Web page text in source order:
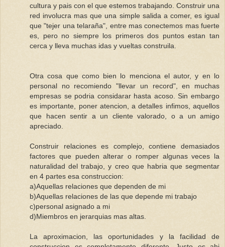
cultura y pais con el que estemos trabajando. Construir una
red involucra mas que una simple salida a comer, es igual
que "tejer una telaraña", entre mas conectemos mas fuerte
es, pero no siempre los primeros dos puntos estan tan
cerca y lleva muchas idas y vueltas construila.
Otra cosa que como bien lo menciona el autor, y en lo
personal no recomiendo "llevar un record", en muchas
empresas se podria considarar hasta acoso. Sin embargo
es importante, poner atencion, a detalles infimos, aquellos
que hacen sentir a un cliente valorado, o a un amigo
apreciado.
Construir relaciones es complejo, contiene demasiados
factores que pueden alterar o romper algunas veces la
naturalidad del trabajo, y creo que habria que segmentar
en 4 partes esa construccion:
a)Aquellas relaciones que dependen de mi
b)Aquellas relaciones de las que depende mi trabajo
c)personal asignado a mi
d)Miembros en jerarquias mas altas.
La aproximacion, las oportunidades y la facilidad de